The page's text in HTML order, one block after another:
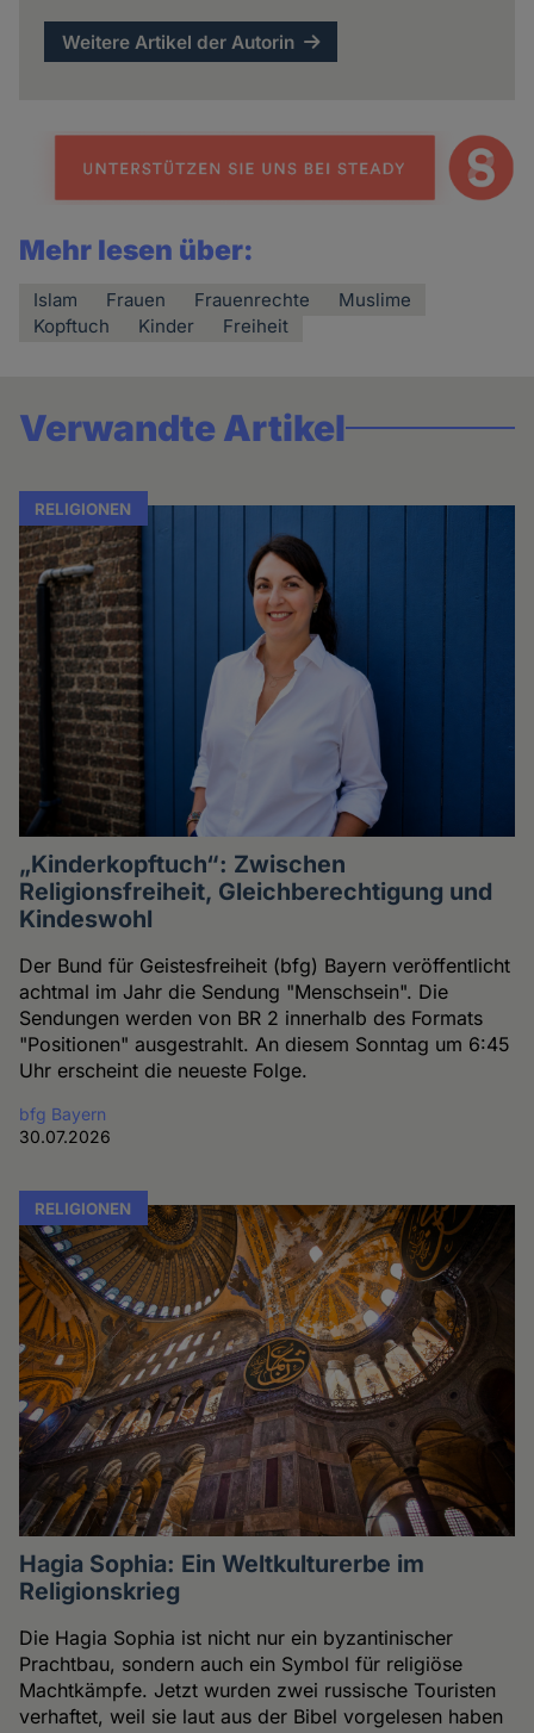
Weitere Artikel der Autorin
Mehr lesen über:
Islam Frauen Frauenrechte
Muslime
Kopftuch
Kinder Freiheit
Verwandte Artikel
RELIGIONEN
„Kinderkopftuch“: Zwischen
Religionsfreiheit, Gleichberechtigung und
Kindeswohl
Der Bund für Geistesfreiheit (bfg) Bayern veröffentlicht
achtmal im Jahr die Sendung "Menschsein". Die
Sendungen werden von BR 2 innerhalb des Formats
"Positionen" ausgestrahlt. An diesem Sonntag um 6:45
Uhr erscheint die neueste Folge.
bfg Bayern
30.07.2026
RELIGIONEN
Hagia Sophia: Ein Weltkulturerbe im
Religionskrieg
Die Hagia Sophia ist nicht nur ein byzantinischer
Prachtbau, sondern auch ein Symbol für religiöse
Machtkämpfe. Jetzt wurden zwei russische Touristen
verhaftet, weil sie laut aus der Bibel vorgelesen haben